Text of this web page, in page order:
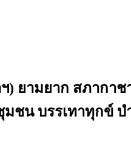
) ยามยาก สภากาช
ชน บรรเทาทุกข์ บ